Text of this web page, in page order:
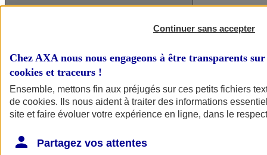
Continuer sans accepter
Chez AXA nous nous engageons à être transparents
cookies et traceurs !
Ensemble, mettons fin aux préjugés sur ces petits fichiers
de cookies. Ils nous aident à traiter des informations
site et faire évoluer votre expérience en ligne, dans le
Partagez vos attentes